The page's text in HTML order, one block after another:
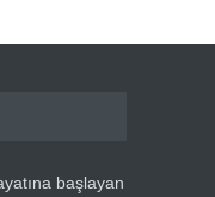
başlayan